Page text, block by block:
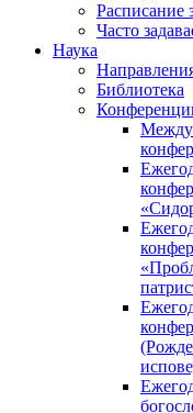
Расписание
Часто
Наука
Библиотека